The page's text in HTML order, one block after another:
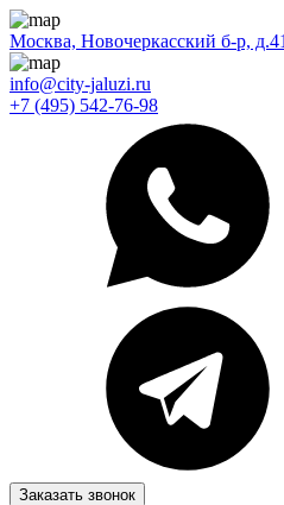
Москва, Новочеркасский б-р,
info@city-jaluzi.ru
+7 (495) 542-76-98
Заказать звонок